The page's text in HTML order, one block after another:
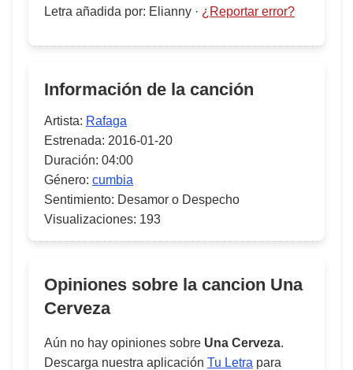
Letra añadida por: Elianny · ¿Reportar error?
Información de la canción
Artista: Rafaga
Estrenada: 2016-01-20
Duración: 04:00
Género: cumbia
Sentimiento: Desamor o Despecho
Visualizaciones: 193
Opiniones sobre la cancion Una
Cerveza
Aún no hay opiniones sobre Una Cerveza.
Descarga nuestra aplicación Tu Letra para